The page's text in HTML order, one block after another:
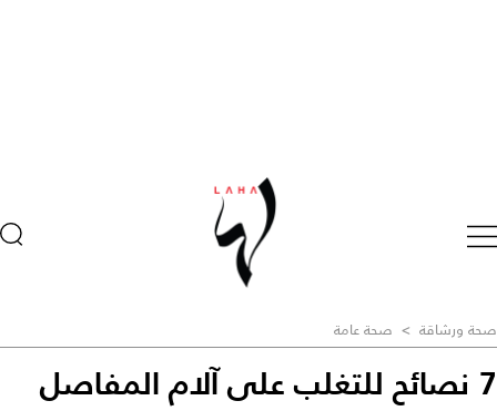
صحة ورشاقة > صحة عامة
7 نصائح للتغلب على آلام المفاصل